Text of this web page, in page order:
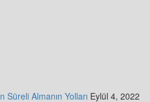
Almanın Yolları Eylül 4, 2022